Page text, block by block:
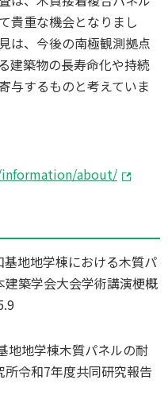
貴重な機会となりまし
は、今後の南極観測拠点
建築物の長寿命化や持続
与するものと考えていま
about/
地地学棟における木質パ
築学会大会学術講演梗概
地地学棟木質パネルの耐
令和7年度共同研究報告